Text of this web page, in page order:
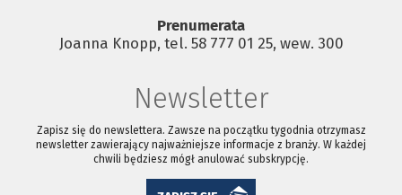
Prenumerata
Joanna Knopp, tel. 58 777 01 25, wew. 300
Newsletter
Zapisz się do newslettera. Zawsze na początku tygodnia otrzymasz
newsletter zawierający najważniejsze informacje z branży. W każdej
chwili będziesz mógł anulować subskrypcję.